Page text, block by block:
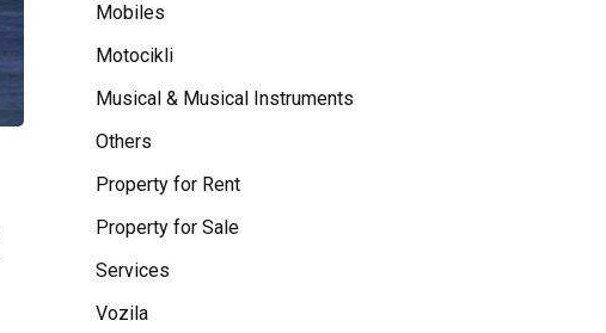
Mobiles
Motocikli
Musical & Musical Instruments
Others
Property for Rent
Property for Sale
Services
Vozila